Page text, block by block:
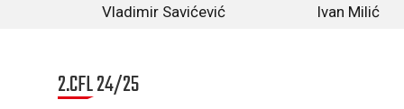
Vladimir Savićević
Ivan Milić
2.CFL 24/25